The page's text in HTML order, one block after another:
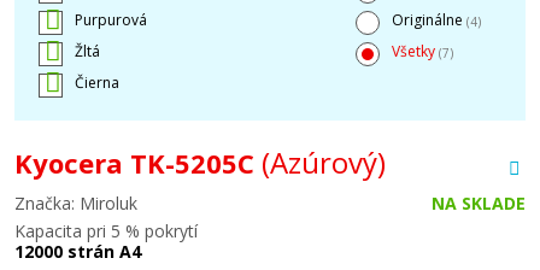
Purpurová
Žltá
Čierna
Originálne (4)
Všetky (7)
Kyocera TK-5205C (Azúrový)
Značka: Miroluk
NA SKLADE
Kapacita pri 5 % pokrytí
12000 strán A4